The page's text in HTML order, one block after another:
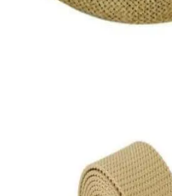
9,00€